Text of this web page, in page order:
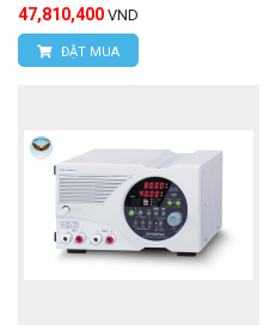
47,810,400 VND
ĐẶT MUA